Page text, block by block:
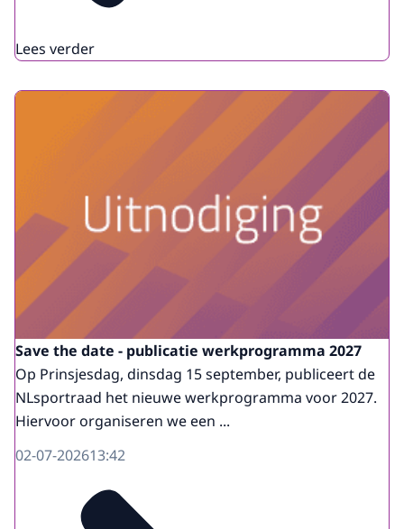
Lees verder
Save the date - publicatie werkprogramma 2027
Op Prinsjesdag, dinsdag 15 september, publiceert de
NLsportraad het nieuwe werkprogramma voor 2027.
Hiervoor organiseren we een ...
02-07-202613:42